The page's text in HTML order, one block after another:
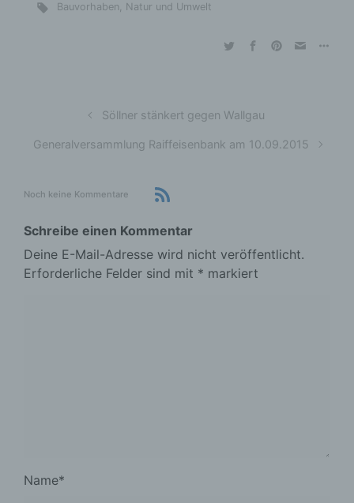
Bauvorhaben, Natur und Umwelt
Söllner stänkert gegen Wallgau
Generalversammlung Raiffeisenbank am 10.09.2015
Noch keine Kommentare
Schreibe einen Kommentar
Deine E-Mail-Adresse wird nicht veröffentlicht.
Erforderliche Felder sind mit * markiert
Name*